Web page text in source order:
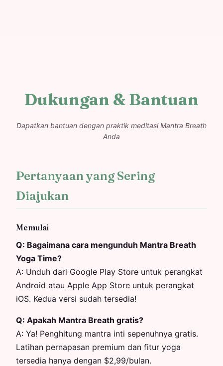
Dukungan & Bantuan
Dapatkan bantuan dengan praktik meditasi Mantra Breath
Anda
Pertanyaan yang Sering
Diajukan
Memulai
Q: Bagaimana cara mengunduh Mantra Breath
Yoga Time?
A: Unduh dari Google Play Store untuk perangkat
Android atau Apple App Store untuk perangkat
iOS. Kedua versi sudah tersedia!
Q: Apakah Mantra Breath gratis?
A: Ya! Penghitung mantra inti sepenuhnya gratis.
Latihan pernapasan premium dan fitur yoga
tersedia hanya dengan $2,99/bulan.